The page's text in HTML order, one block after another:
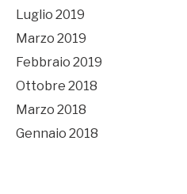
Luglio 2019
Marzo 2019
Febbraio 2019
Ottobre 2018
Marzo 2018
Gennaio 2018